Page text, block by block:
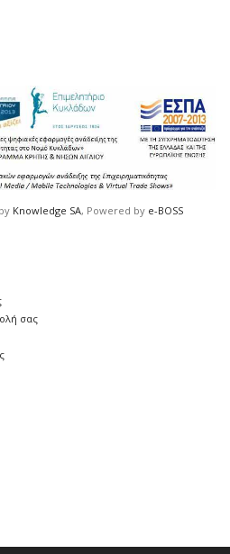
Knowledge SA, Powered by e-BOSS
σας